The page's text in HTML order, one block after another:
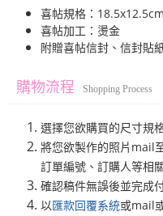
喜帖規格：18.5x12.5cm
喜帖加工：燙金
附贈喜帖信封、信封貼
購物流程 Shopping Process
選擇您欲購買的尺寸規
將您欲製作的照片mail
訂單編號、訂購人等相
確認稿件無誤後並完成
以匯款回覆系統或mail